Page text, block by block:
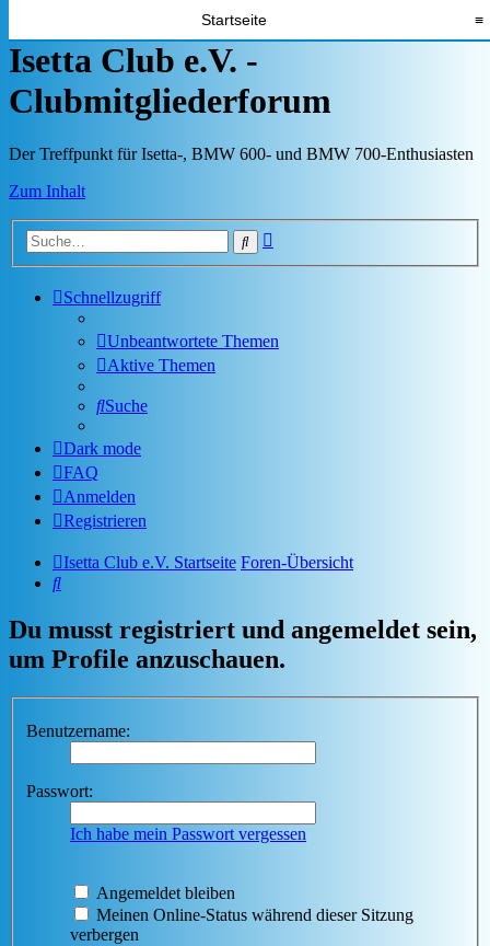
Startseite ≡
Isetta Club e.V. -
Clubmitgliederforum
Der Treffpunkt für Isetta-, BMW 600- und BMW 700-Enthusiasten
Zum Inhalt
Suche
Schnellzugriff
Unbeantwortete Themen
Aktive Themen
Suche
Dark mode
FAQ
Anmelden
Registrieren
Isetta Club e.V. Startseite Foren-Übersicht
Suche
Du musst registriert und angemeldet sein,
um Profile anzuschauen.
Benutzername:
Passwort:
Ich habe mein Passwort vergessen
Angemeldet bleiben
Meinen Online-Status während dieser Sitzung
verbergen